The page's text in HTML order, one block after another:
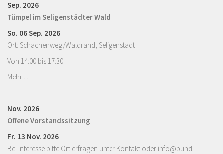
Sep. 2026
Tümpel im Seligenstädter Wald
So. 06 Sep. 2026
Ort: Schachenweg/Waldrand, Seligenstadt
Von 14:00 bis 17:30
Mehr ...
Nov. 2026
Offene Vorstandssitzung
Fr. 13 Nov. 2026
Bei Interesse bitte Ort erfragen unter Kontakt oder info@bund-